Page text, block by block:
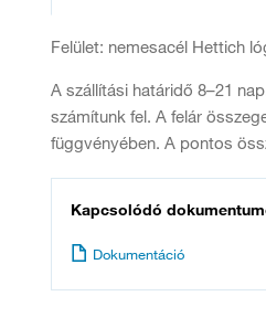
Felület: nemesacél Hettich
A szállítási határidő 8–21
számítunk fel. A felár
függvényében. A pontos
Kapcsolódó
Dokumentáció